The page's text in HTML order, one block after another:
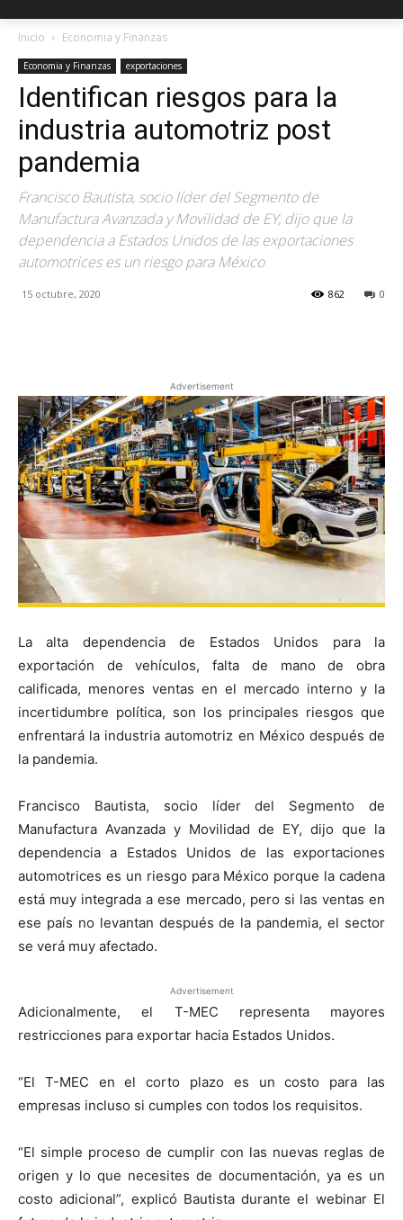
Inicio Economia y Finanzas
Economia y Finanzas exportaciones
Identifican riesgos para la
industria automotriz post
pandemia
Francisco Bautista, socio líder del Segmento de
Manufactura Avanzada y Movilidad de EY, dijo que la
dependencia a Estados Unidos de las exportaciones
automotrices es un riesgo para México
15 octubre, 2020 0
862
Advertisement
La alta dependencia de Estados Unidos para la
exportación de vehículos, falta de mano de obra
calificada, menores ventas en el mercado interno y la
incertidumbre política, son los principales riesgos que
enfrentará la industria automotriz en México después de
la pandemia.
Francisco Bautista, socio líder del Segmento de
Manufactura Avanzada y Movilidad de EY, dijo que la
dependencia a Estados Unidos de las exportaciones
automotrices es un riesgo para México porque la cadena
está muy integrada a ese mercado, pero si las ventas en
ese país no levantan después de la pandemia, el sector
se verá muy afectado.
Advertisement
Adicionalmente, el T-MEC representa mayores
restricciones para exportar hacia Estados Unidos.
“El T-MEC en el corto plazo es un costo para las
empresas incluso si cumples con todos los requisitos.
“El simple proceso de cumplir con las nuevas reglas de
origen y lo que necesites de documentación, ya es un
costo adicional”, explicó Bautista durante el webinar El